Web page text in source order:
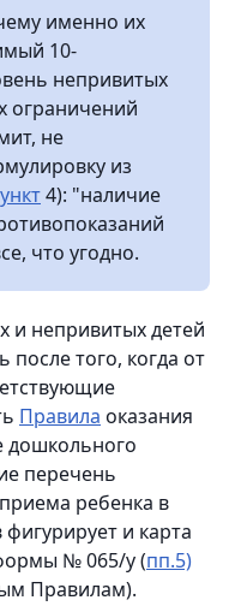
именно их
10-
непривитых
ограничений
не
из
4): "наличие
что угодно.
и непривитых детей
того, когда от
Правила оказания
дошкольного
перечень
ребенка в
и карта
№ 065/у (пп.5)
Правилам).